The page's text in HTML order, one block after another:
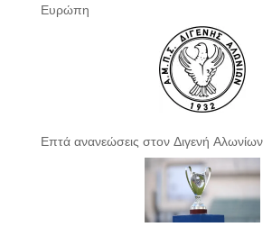
Ευρώπη
Επτά ανανεώσεις στον Διγενή Αλωνίων